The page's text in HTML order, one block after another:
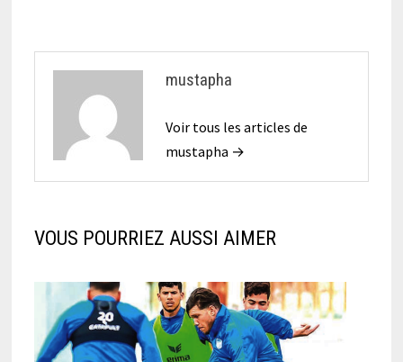
mustapha
Voir tous les articles de
mustapha →
VOUS POURRIEZ AUSSI AIMER